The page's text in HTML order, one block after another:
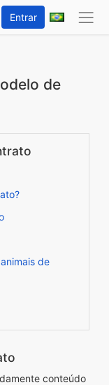
Entrar
de
de
conteúdo